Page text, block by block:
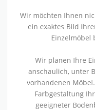
Wir möchten Ihnen
ein exaktes Bild
Einzelmöbel
Wir planen Ihre
anschaulich, unter
vorhandenen
Farbgestaltung
geeigneter